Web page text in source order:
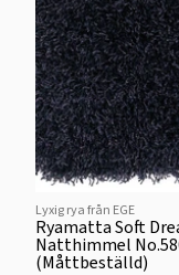
Lyxig rya från EGE
Ryamatta Soft
Natthimmel
(Måttbeställd)